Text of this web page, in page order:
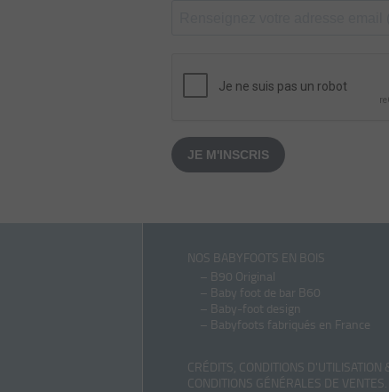
JE M'INSCRIS
NOS BABYFOOTS EN BOIS
– B90 Original
– Baby foot de bar B60
– Baby-foot design
– Babyfoots fabriqués en France
CRÉDITS, CONDITIONS D'UTILISATION
CONDITIONS GÉNÉRALES DE VENTES.